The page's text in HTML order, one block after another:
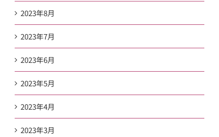
2023年8月
2023年7月
2023年6月
2023年5月
2023年4月
2023年3月